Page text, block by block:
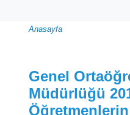
Sayfa
yolu
Anasayfa
Genel
Müdürlüğü